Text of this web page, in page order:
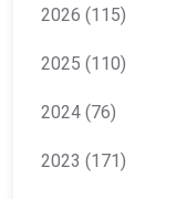
2026 (115)
2025 (110)
2024 (76)
2023 (171)